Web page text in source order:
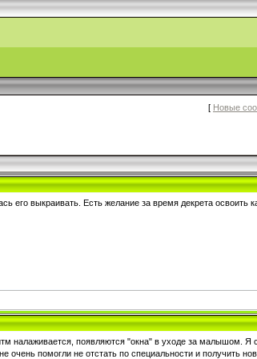
[ Новые
его выкраивать. Есть желание за время декрета
налаживается, появляются "окна" в уходе за малышом. Я
очень помогли не отстать по специальности и получить